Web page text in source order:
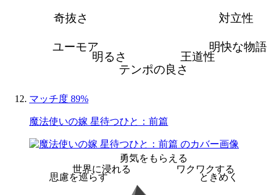
対立性
明快な物語
王道性
テンポの良さ
明るさ
ユーモア
奇抜さ
マッチ度 89%
魔法使いの嫁 星待つひと：前篇
勇気をもらえる
ワクワクする
ときめく
思慮を巡らす
世界に浸れる